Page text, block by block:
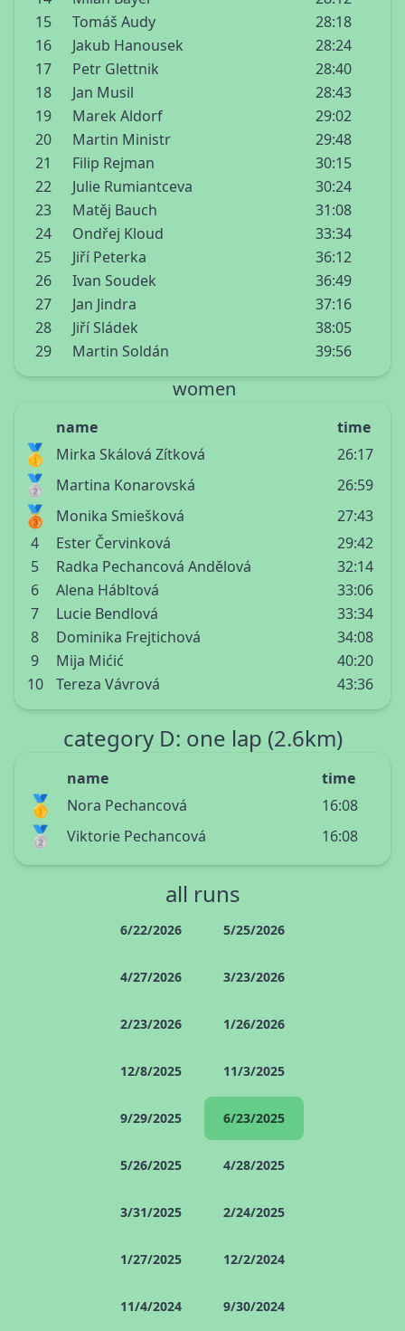
15
Tomáš Audy
28:18
16
Jakub Hanousek
28:24
17
Petr Glettnik
28:40
18
Jan Musil
28:43
19
Marek Aldorf
29:02
20
Martin Ministr
29:48
21
Filip Rejman
30:15
22
Julie Rumiantceva
30:24
23
Matěj Bauch
31:08
24
Ondřej Kloud
33:34
25
Jiří Peterka
36:12
26
Ivan Soudek
36:49
27
Jan Jindra
37:16
28
Jiří Sládek
38:05
29
Martin Soldán 39:56
women
name time
🥇 Mirka Skálová Zítková 26:17
🥈 Martina Konarovská 26:59
🥉 Monika Smiešková
27:43
4
Ester Červinková
29:42
5
Radka Pechancová Andělová
32:14
6
Alena Hábltová
33:06
7
Lucie Bendlová
33:34
8
Dominika Frejtichová
34:08
9
Mija Mićić
40:20
10
Tereza Vávrová 43:36
category D: one lap (2.6km)
name time
🥇 Nora Pechancová 16:08
🥈 Viktorie Pechancová 16:08
all runs
6/22/2026 5/25/2026
4/27/2026 3/23/2026
2/23/2026 1/26/2026
12/8/2025 11/3/2025
9/29/2025 6/23/2025
5/26/2025 4/28/2025
3/31/2025 2/24/2025
1/27/2025 12/2/2024
11/4/2024 9/30/2024